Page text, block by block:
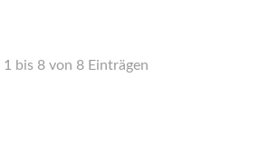
1 bis 8 von 8 Einträgen